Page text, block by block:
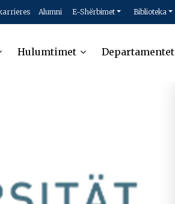
Alumni E-Shërbimet Biblioteka
Hulumtimet Departamentet